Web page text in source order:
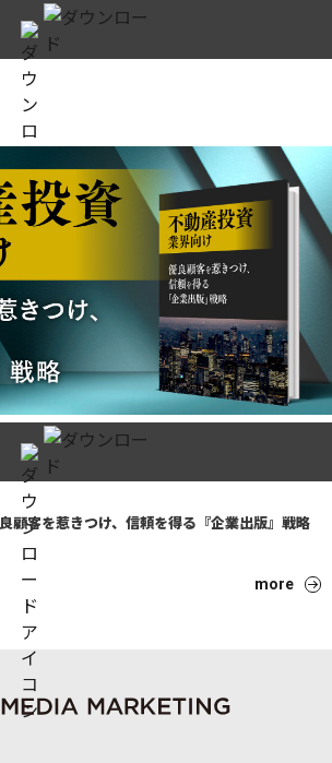
客を惹きつけ、信頼を得る『企業出版』戦略
more